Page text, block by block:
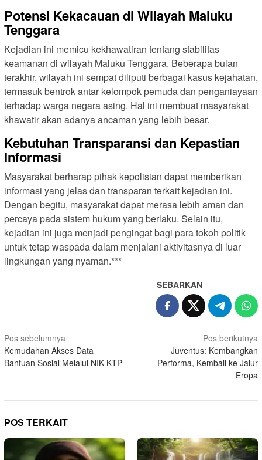
Potensi Kekacauan di Wilayah Maluku
Tenggara
Kejadian ini memicu kekhawatiran tentang stabilitas
keamanan di wilayah Maluku Tenggara. Beberapa bulan
terakhir, wilayah ini sempat diliputi berbagai kasus kejahatan,
termasuk bentrok antar kelompok pemuda dan penganiayaan
terhadap warga negara asing. Hal ini membuat masyarakat
khawatir akan adanya ancaman yang lebih besar.
Kebutuhan Transparansi dan Kepastian
Informasi
Masyarakat berharap pihak kepolisian dapat memberikan
informasi yang jelas dan transparan terkait kejadian ini.
Dengan begitu, masyarakat dapat merasa lebih aman dan
percaya pada sistem hukum yang berlaku. Selain itu,
kejadian ini juga menjadi pengingat bagi para tokoh politik
untuk tetap waspada dalam menjalani aktivitasnya di luar
lingkungan yang nyaman.***
SEBARKAN
N
a
v
g
a
s
i
Pos sebelumnya
Kemudahan Akses Data
Bantuan Sosial Melalui NIK KTP
Pos berikutnya
Juventus: Kembangkan
Performa, Kembali ke Jalur
Eropa
POS TERKAIT